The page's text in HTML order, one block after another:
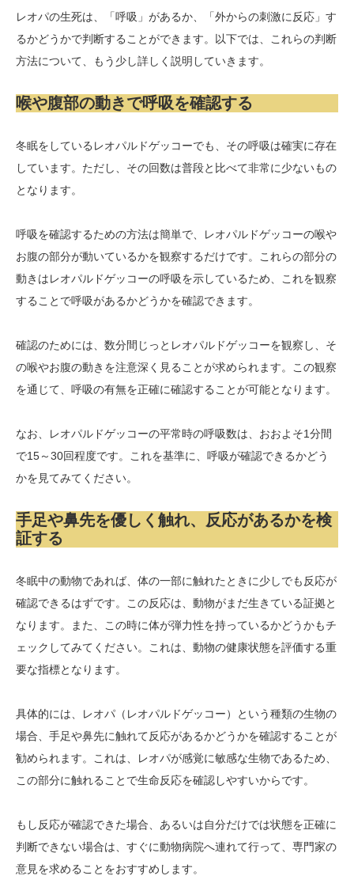
レオパの生死は、「呼吸」があるか、「外からの刺激に反応」す
るかどうかで判断することができます。以下では、これらの判断
方法について、もう少し詳しく説明していきます。
喉や腹部の動きで呼吸を確認する
冬眠をしているレオパルドゲッコーでも、その呼吸は確実に存在
しています。ただし、その回数は普段と比べて非常に少ないもの
となります。
呼吸を確認するための方法は簡単で、レオパルドゲッコーの喉や
お腹の部分が動いているかを観察するだけです。これらの部分の
動きはレオパルドゲッコーの呼吸を示しているため、これを観察
することで呼吸があるかどうかを確認できます。
確認のためには、数分間じっとレオパルドゲッコーを観察し、そ
の喉やお腹の動きを注意深く見ることが求められます。この観察
を通じて、呼吸の有無を正確に確認することが可能となります。
なお、レオパルドゲッコーの平常時の呼吸数は、おおよそ1分間
で15～30回程度です。これを基準に、呼吸が確認できるかどう
かを見てみてください。
手足や鼻先を優しく触れ、反応があるかを検
証する
冬眠中の動物であれば、体の一部に触れたときに少しでも反応が
確認できるはずです。この反応は、動物がまだ生きている証拠と
なります。また、この時に体が弾力性を持っているかどうかもチ
ェックしてみてください。これは、動物の健康状態を評価する重
要な指標となります。
具体的には、レオパ（レオパルドゲッコー）という種類の生物の
場合、手足や鼻先に触れて反応があるかどうかを確認することが
勧められます。これは、レオパが感覚に敏感な生物であるため、
この部分に触れることで生命反応を確認しやすいからです。
もし反応が確認できた場合、あるいは自分だけでは状態を正確に
判断できない場合は、すぐに動物病院へ連れて行って、専門家の
意見を求めることをおすすめします。